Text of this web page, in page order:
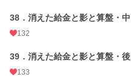
38．消えた給金と影と算盤・中
132
39．消えた給金と影と算盤・後
133